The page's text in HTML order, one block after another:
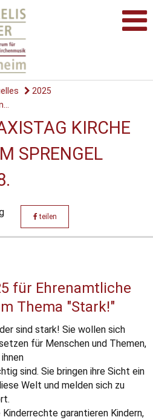
2025
KIRCHE
SPRENGEL
teilen
für Ehrenamtliche
Thema "Stark!"
sind stark! Sie wollen sich
für Menschen und Themen,
sind. Sie bringen ihre Sicht ein
Welt und melden sich zu
Kinderrechte garantieren Kindern,